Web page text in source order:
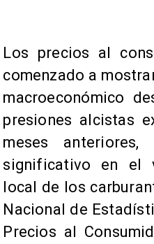
Los precios al
comenzado a
macroeconómico
presiones alcistas
meses
significativo en el
local de los
Nacional de
Precios al